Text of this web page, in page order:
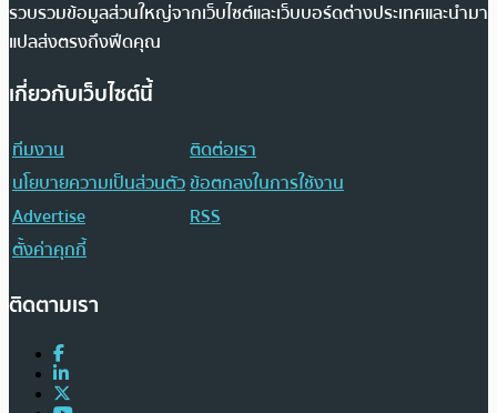
รวบรวมข้อมูลส่วนใหญ่จากเว็บไซต์และเว็บบอร์ดต่างประเทศและนำมา
แปลส่งตรงถึงฟีดคุณ
เกี่ยวกับเว็บไซต์นี้
ทีมงาน
ติดต่อเรา
นโยบายความเป็นส่วนตัวข้อตกลงในการใช้งาน
Advertise
RSS
ตั้งค่าคุกกี้
ติดตามเรา